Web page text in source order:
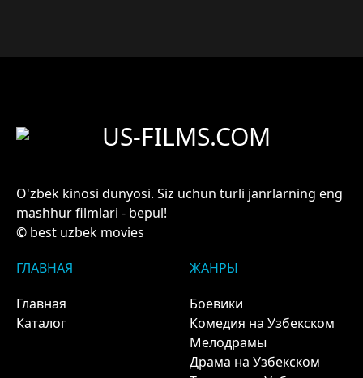
US-FILMS.COM
O'zbek kinosi dunyosi. Siz uchun turli janrlarning eng
mashhur filmlari - bepul!
© best uzbek movies
ГЛАВНАЯ
Главная
Каталог
ЖАНРЫ
Боевики
Комедия на Узбекском
Мелодрамы
Драма на Узбекском